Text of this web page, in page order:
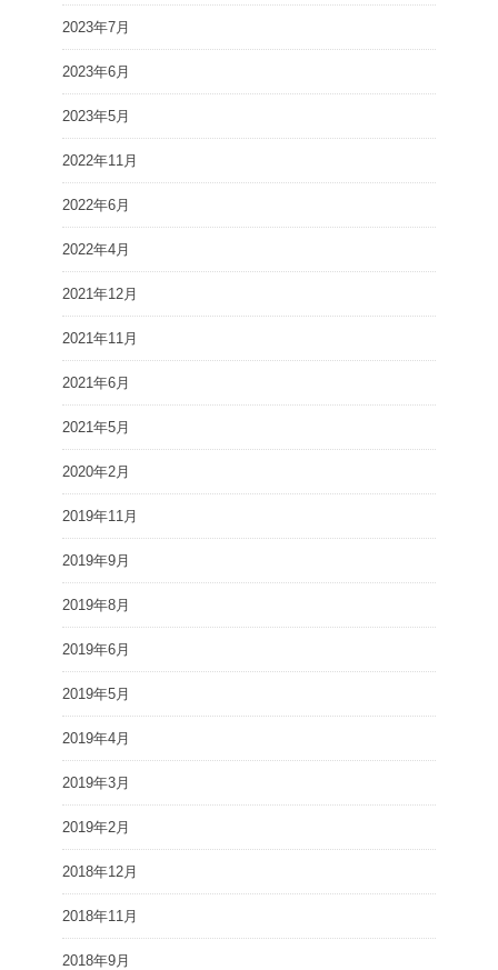
2023年7月
2023年6月
2023年5月
2022年11月
2022年6月
2022年4月
2021年12月
2021年11月
2021年6月
2021年5月
2020年2月
2019年11月
2019年9月
2019年8月
2019年6月
2019年5月
2019年4月
2019年3月
2019年2月
2018年12月
2018年11月
2018年9月